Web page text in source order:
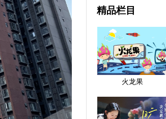
精品栏目
火龙果